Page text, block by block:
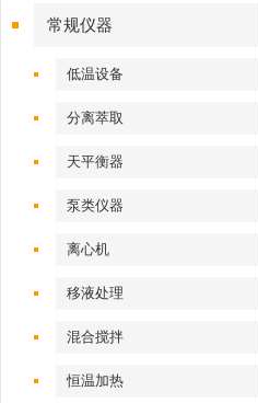
常规仪器
低温设备
分离萃取
天平衡器
泵类仪器
离心机
移液处理
混合搅拌
恒温加热